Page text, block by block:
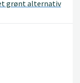
grønt alternativ
å identifisere
til å redusere
og nematoder i